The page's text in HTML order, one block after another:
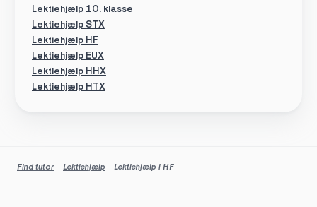
Lektiehjælp 10. klasse
Lektiehjælp HF
Lektiehjælp EUX
Lektiehjælp STX
Lektiehjælp HHX
Lektiehjælp HTX
Find tutor Lektiehjælp Lektiehjælp i HF